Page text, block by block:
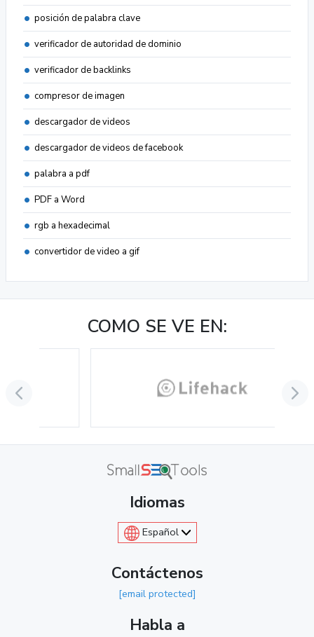
posición de palabra clave
verificador de autoridad de dominio
verificador de backlinks
compresor de imagen
descargador de videos
descargador de videos de facebook
palabra a pdf
PDF a Word
rgb a hexadecimal
convertidor de video a gif
COMO SE VE EN:
Idiomas
Español
Contáctenos
[email protected]
Habla a